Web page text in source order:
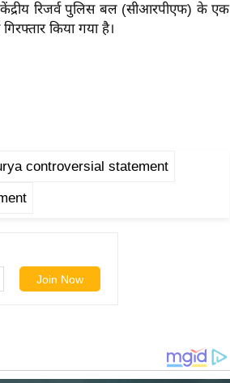
रिजर्व पुलिस बल (सीआरपीएफ) के एक
किया गया है।
controversial statement